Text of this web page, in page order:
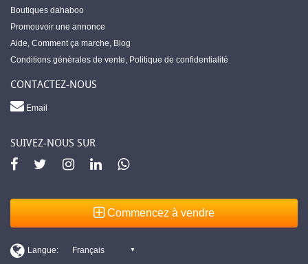
Boutiques dahaboo
Promouvoir une annonce
Aide, Comment ça marche, Blog
Conditions générales de vente, Politique de confidentialité
CONTACTEZ-NOUS
Email
SUIVEZ-NOUS SUR
Commencez à vendre